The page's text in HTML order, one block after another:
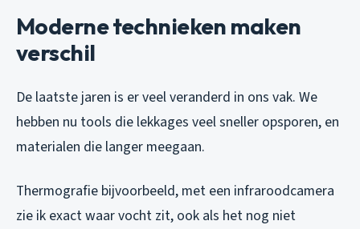
Moderne technieken maken
verschil
De laatste jaren is er veel veranderd in ons vak. We
hebben nu tools die lekkages veel sneller opsporen, en
materialen die langer meegaan.
Thermografie bijvoorbeeld, met een infraroodcamera
zie ik exact waar vocht zit, ook als het nog niet